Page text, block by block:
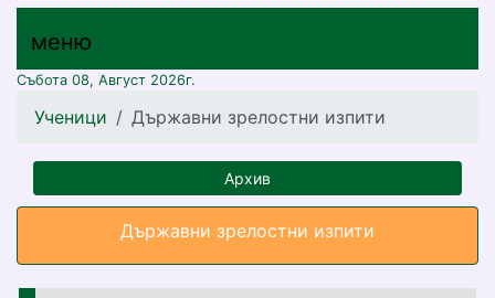
меню горно
меню
меню
Събота 08, Август 2026г.
Ученици Държавни зрелостни изпити
Архив
Държавни зрелостни изпити